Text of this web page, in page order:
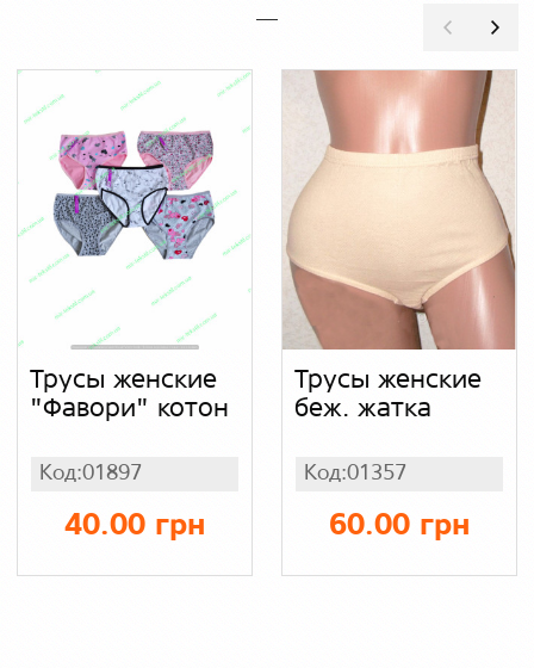
Трусы женские
"Фавори" котон
Код:01897
40.00 грн
Трусы женские
беж. жатка
Код:01357
60.00 грн